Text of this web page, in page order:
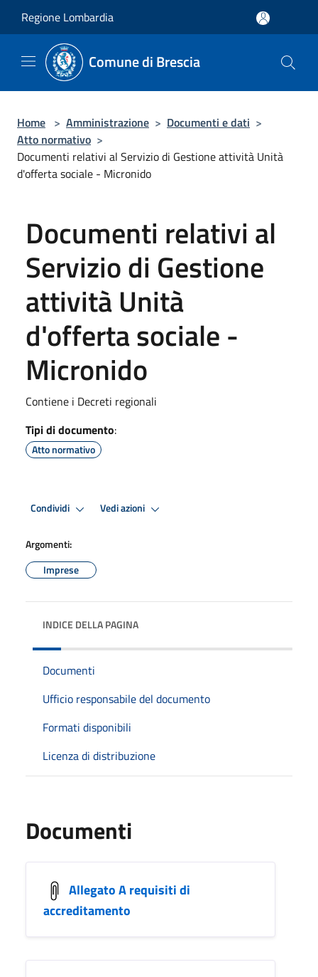
Regione Lombardia
Comune di Brescia
Home > Amministrazione > Documenti e dati >
Atto normativo >
Documenti relativi al Servizio di Gestione attività Unità
d'offerta sociale - Micro​ni​do​
Documenti relativi al
Servizio di Gestione
attività Unità
d'offerta sociale -
Micro​ni​do​
Contiene i Decreti regionali
Tipi di documento:
Atto normativo
Condividi Vedi azioni
Argomenti:
Imprese
INDICE DELLA PAGINA
Documenti
Ufficio responsabile del documento
Formati disponibili
Licenza di distribuzione
Documenti
Allegato A requisiti di
accreditamento